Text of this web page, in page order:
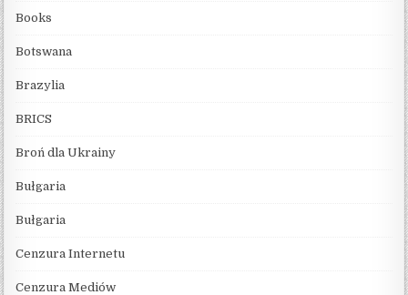
Books
Botswana
Brazylia
BRICS
Broń dla Ukrainy
Bułgaria
Bułgaria
Cenzura Internetu
Cenzura Mediów